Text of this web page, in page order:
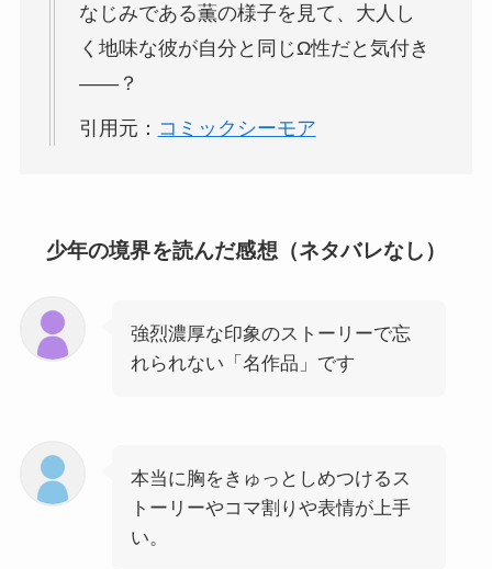
なじみである薫の様子を見て、大人し
く地味な彼が自分と同じΩ性だと気付き
――？
引用元： コミックシーモア
少年の境界を読んだ感想（ネタバレなし）
強烈濃厚な印象のストーリーで忘
れられない「名作品」です
本当に胸をきゅっとしめつけるス
トーリーやコマ割りや表情が上手
い。